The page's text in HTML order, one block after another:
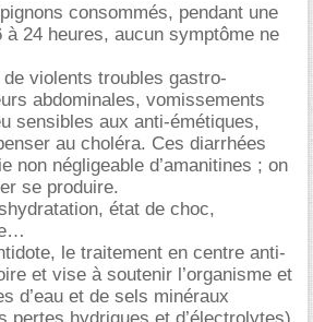
consommés, pendant une
à 24 heures, aucun symptôme ne
violents troubles gastro-
abdominales, vomissements
sensibles aux anti-émétiques,
au choléra. Ces diarrhées
non négligeable d’amanitines ; on
se produire.
état de choc,
le traitement en centre anti-
et vise à soutenir l’organisme et
d’eau et de sels minéraux